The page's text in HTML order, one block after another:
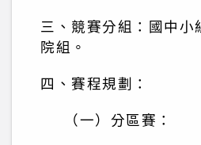
三、競賽分組：國中小
院組。
四、賽程規劃：
（一）分區賽：